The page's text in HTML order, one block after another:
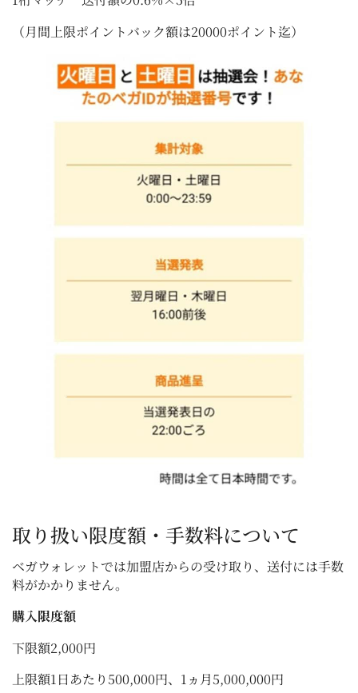
（月間上限ポイントバック額は20000ポイント迄）
取り扱い限度額・手数料について
ベガウォレットでは加盟店からの受け取り、送付には手数
料がかかりません。
購入限度額
下限額2,000円
上限額1日あたり500,000円、1ヵ月5,000,000円